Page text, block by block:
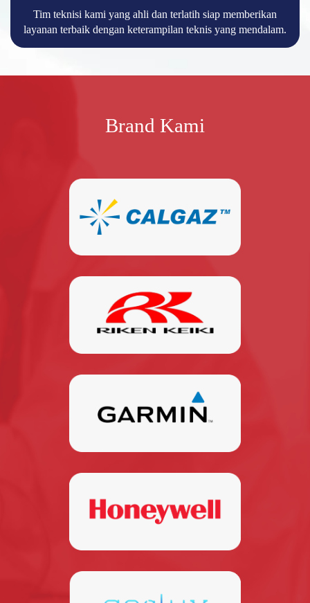
Tim teknisi kami yang ahli dan terlatih siap memberikan
layanan terbaik dengan keterampilan teknis yang mendalam.
Brand Kami